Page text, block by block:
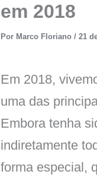
em 2018
Por Marco Floriano / 21
Em 2018,
uma das
Embora tenha
indiretamente
forma especial,